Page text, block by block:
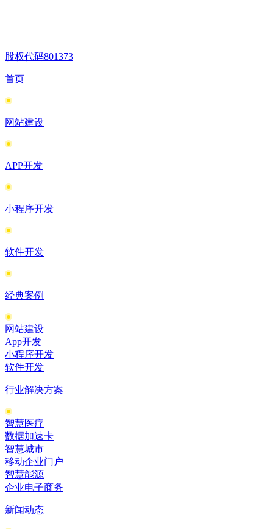
股权代码801373
首页
网站建设
APP开发
小程序开发
软件开发
经典案例
网站建设
App开发
小程序开发
软件开发
行业解决方案
智慧医疗
数据加速卡
智慧城市
移动企业门户
智慧能源
企业电子商务
新闻动态